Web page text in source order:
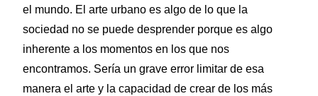
el mundo. El arte urbano es algo de lo que la
sociedad no se puede desprender porque es algo
inherente a los momentos en los que nos
encontramos. Sería un grave error limitar de esa
manera el arte y la capacidad de crear de los más